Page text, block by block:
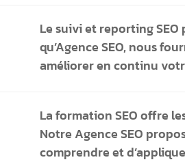
Le suivi et reporting
qu’Agence SEO, nous
améliorer en continu
La formation SEO offre
Notre Agence SEO
comprendre et